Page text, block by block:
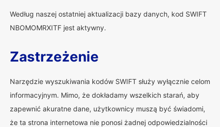
Według naszej ostatniej aktualizacji bazy danych, kod SWIFT
NBOMOMRXITF jest aktywny.
Zastrzeżenie
Narzędzie wyszukiwania kodów SWIFT służy wyłącznie celom
informacyjnym. Mimo, że dokładamy wszelkich starań, aby
zapewnić akuratne dane, użytkownicy muszą być świadomi,
że ta strona internetowa nie ponosi żadnej odpowiedzialności